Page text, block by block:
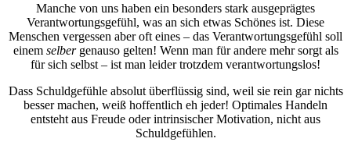
Manche von uns haben ein besonders stark ausgeprägtes
Verantwortungsgefühl, was an sich etwas Schönes ist. Diese
Menschen vergessen aber oft eines – das Verantwortungsgefühl soll
einem selbergenauso gelten! Wenn man für andere mehr sorgt als
für sich selbst – ist man leider trotzdem verantwortungslos!
Dass Schuldgefühle absolut überflüssig sind, weil sie rein gar nichts
besser machen, weiß hoffentlich eh jeder! Optimales Handeln
entsteht aus Freude oder intrinsischer Motivation, nicht aus
Schuldgefühlen.